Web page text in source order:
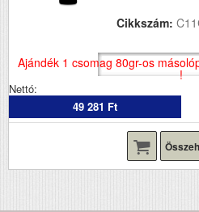
Cikkszám:
Ajándék 1 csomag 80gr-os
!
Nettó:
49 281 Ft